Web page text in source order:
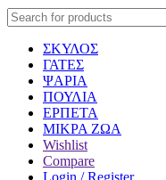
ΣΚΥΛΟΣ
ΓΑΤΕΣ
ΨΑΡΙΑ
ΠΟΥΛΙΑ
ΕΡΠΕΤΑ
ΜΙΚΡΑ ΖΩΑ
Wishlist
Compare
Login / Register